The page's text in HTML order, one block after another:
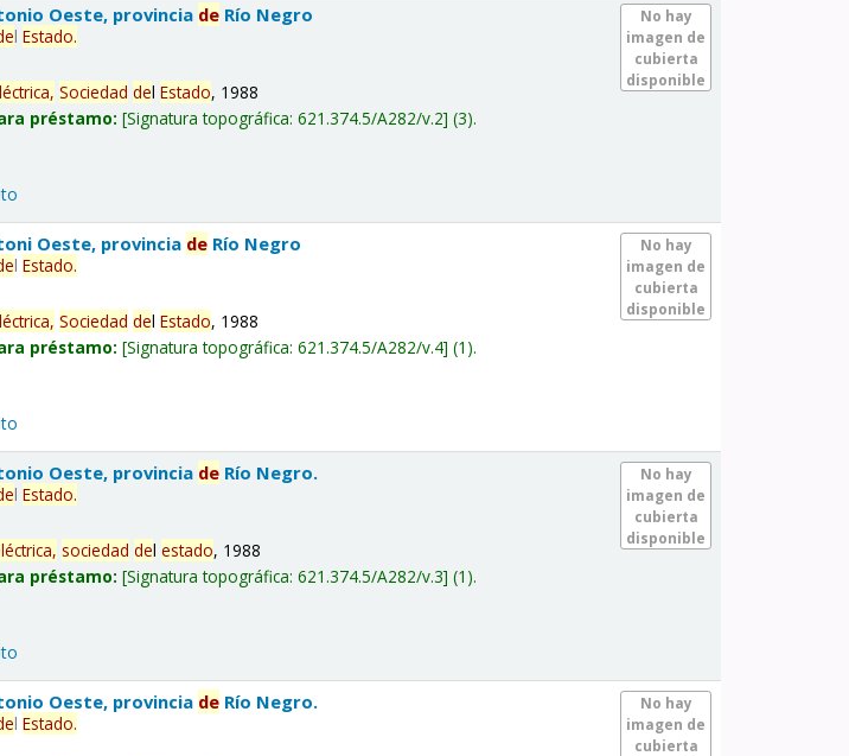
No hay
imagen de
cubierta
disponible
Oeste, provincia de Río Negro
lEstado.
Sociedad delEstado, 1988
préstamo: Signatura topográfica:621.374.5/A282/v.2 (3).
No hay
imagen de
cubierta
disponible
Oeste, provincia de Río Negro
lEstado.
Sociedad delEstado, 1988
préstamo: Signatura topográfica:621.374.5/A282/v.4 (1).
No hay
imagen de
cubierta
disponible
Oeste, provincia de Río Negro.
lEstado.
sociedad delestado, 1988
préstamo: Signatura topográfica:621.374.5/A282/v.3 (1).
No hay
imagen de
cubierta
Oeste, provincia de Río Negro.
lEstado.